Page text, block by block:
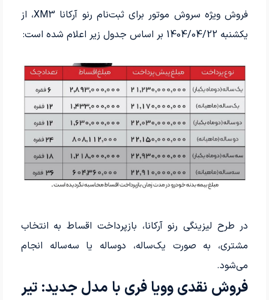
فروش ویژه سروش موتور برای ثبت‌نام رنو آرکانا XM3، از
یکشنبه 1404/04/22 بر اساس جدول زیر اعلام شده است:
در طرح لیزینگی رنو آرکانا، بازپرداخت اقساط به انتخاب
مشتری، به صورت یک‌ساله، دوساله یا سه‌ساله انجام
می‌شود.
فروش نقدی وویا فری با مدل جدید: تیر